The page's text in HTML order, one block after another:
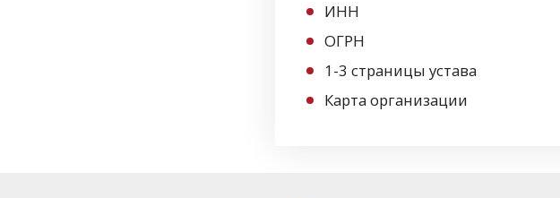
ИНН
ОГРН
1-3 страницы устава
Карта организации